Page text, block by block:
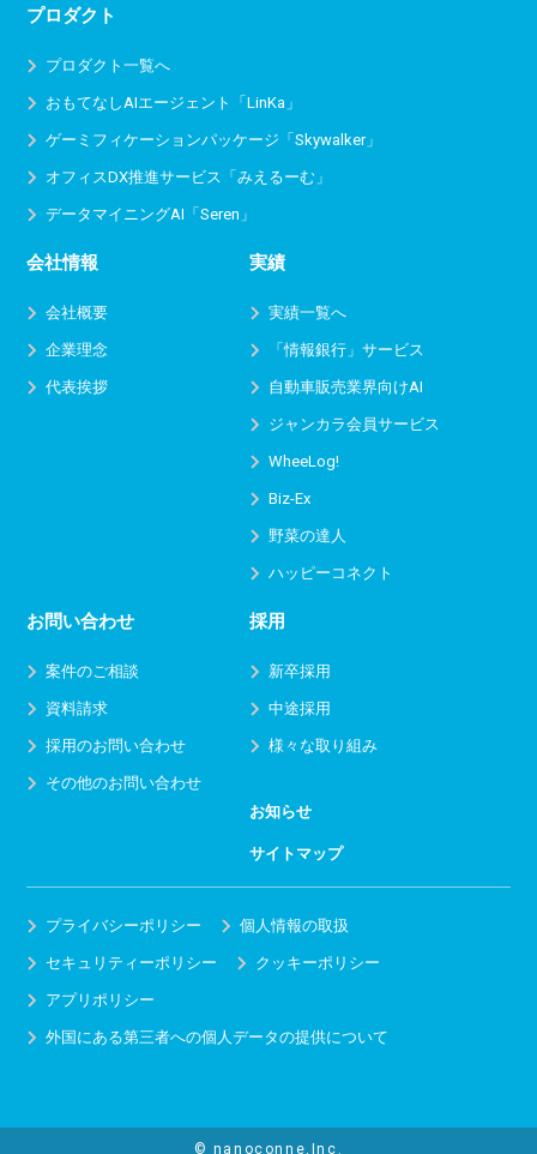
プロダクト
プロダクト一覧へ
おもてなしAIエージェント「LinKa」
ゲーミフィケーションパッケージ「Skywalker」
オフィスDX推進サービス 「みえるーむ」
データマイニングAI「Seren」
会社情報
会社概要
企業理念
代表挨拶
実績
実績一覧へ
「情報銀行」サービス
自動車販売業界向けAI
ジャンカラ会員サービス
WheeLog!
Biz-Ex
野菜の達人
ハッピーコネクト
お問い合わせ
案件のご相談
資料請求
採用のお問い合わせ
その他のお問い合わせ
採用
新卒採用
中途採用
様々な取り組み
お知らせ
サイトマップ
プライバシーポリシー 個人情報の取扱
セキュリティーポリシー クッキーポリシー
アプリポリシー
外国にある第三者への個人データの提供について
© nanoconne,Inc.